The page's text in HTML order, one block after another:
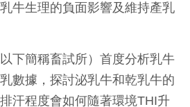
牛生理的負面影響及維持產乳
下簡稱畜試所）首度分析乳牛
數據，探討泌乳牛和乾乳牛的
汗程度會如何隨著環境THI升